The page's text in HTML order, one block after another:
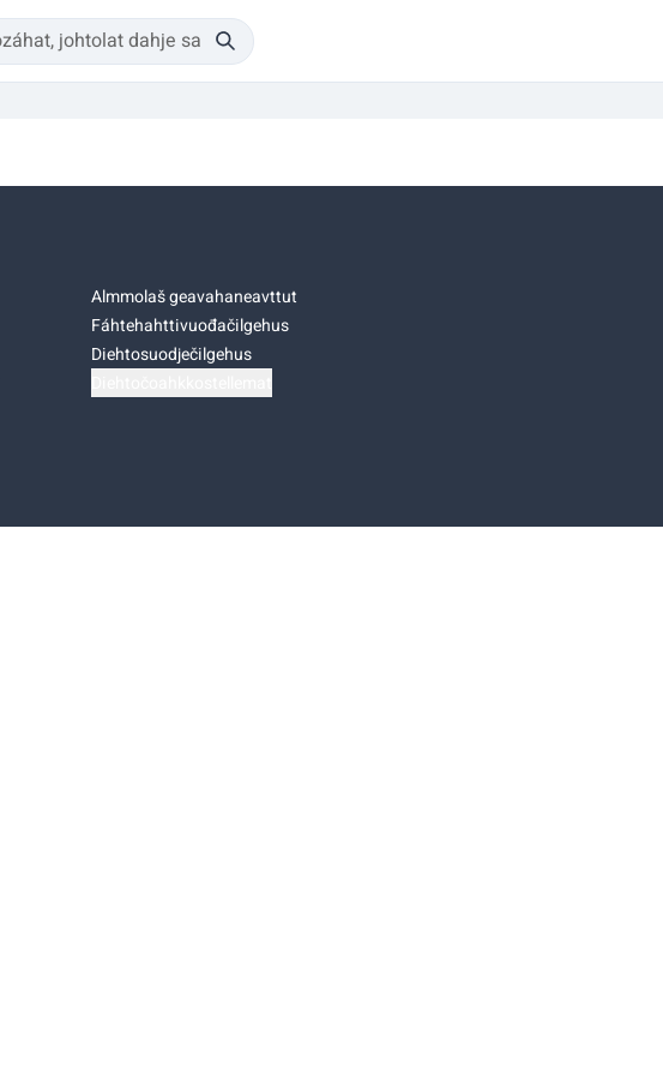
Almmolaš geavahaneavttut
Fáhtehahttivuođačilgehus
Diehtosuodječilgehus